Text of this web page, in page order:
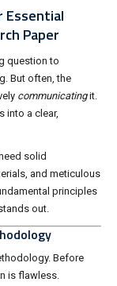
Essential
Paper
question to
But often, the
communicatingit.
into a clear,
solid
and meticulous
principles
out.
Before
is flawless.